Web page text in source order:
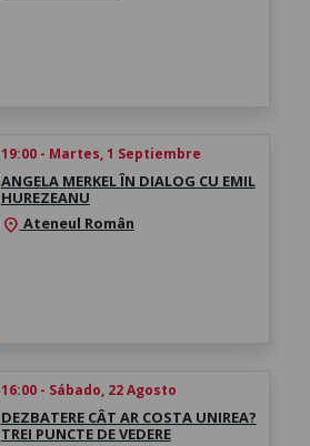
19:00 - Martes, 1 Septiembre
ANGELA MERKEL ÎN DIALOG CU EMIL
HUREZEANU
location_onAteneul Român
16:00 - Sábado, 22 Agosto
DEZBATERE CÂT AR COSTA UNIREA?
TREI PUNCTE DE VEDERE